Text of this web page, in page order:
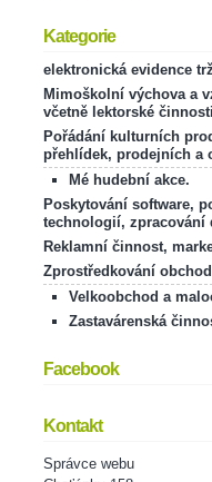
Kategorie
elektronická evidence
Mimoškolní výchova a
včetně lektorské činnosti
Pořádání kulturních
přehlídek, prodejních a
Mé hudební akce.
Poskytování software,
technologií, zpracování
Reklamní činnost,
Zprostředkování
Velkoobchod a
Zastavárenská
Facebook
Kontakt
Správce webu